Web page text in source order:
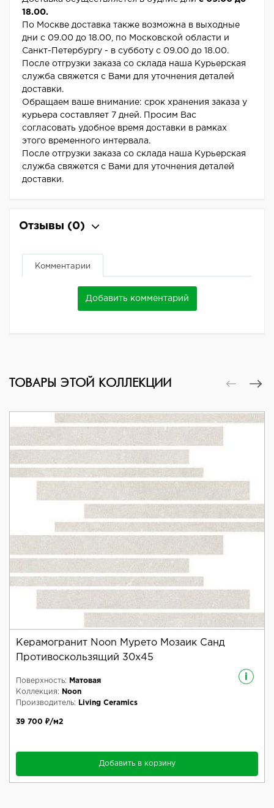
18.00.
По Москве доставка также возможна в выходные
дни с 09.00 до 18.00, по Московской области и
Санкт-Петербургу - в субботу с 09.00 до 18.00.
После отгрузки заказа со склада наша Курьерская
служба свяжется с Вами для уточнения деталей
доставки.
Обращаем ваше внимание: срок хранения заказа у
курьера составляет 7 дней. Просим Вас
согласовать удобное время доставки в рамках
этого временного интервала.
После отгрузки заказа со склада наша Курьерская
служба свяжется с Вами для уточнения деталей
доставки.
Отзывы (0)
Комментарии
Добавить комментарий
ТОВАРЫ ЭТОЙ КОЛЛЕКЦИИ
Керамогранит Noon Мурето Мозаик Санд
Противоскользящий 30x45
i
Поверхность:
Матовая
Коллекция:
Noon
Производитель:
Living Ceramics
39 700 ₽/м2
Добавить в корзину